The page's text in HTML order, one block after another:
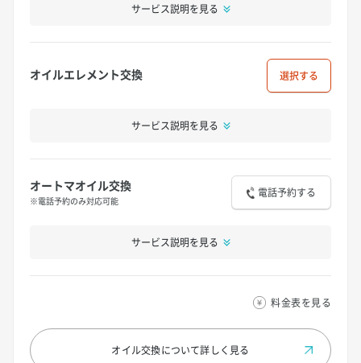
サービス説明を見る
オイルエレメント交換 選択
サービス説明を見る
オートマオイル交換
※電話予約のみ対応可能
電話予約する
サービス説明を見る
料金表を見る
オイル交換について詳しく見る